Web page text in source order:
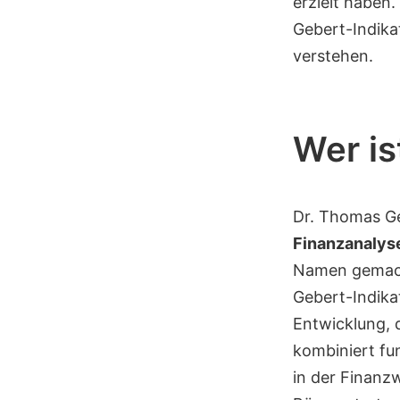
Gebert-
verstehen.
Wer
Dr. Thomas
Namen
Gebert-
Entwicklung,
kombiniert
in der